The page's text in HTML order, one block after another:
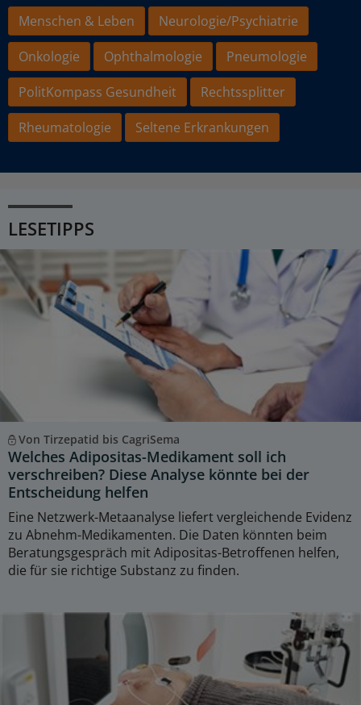
Menschen & Leben
Neurologie/Psychiatrie
Onkologie
Ophthalmologie
Pneumologie
PolitKompass Gesundheit
Rechtssplitter
Rheumatologie
Seltene Erkrankungen
LESETIPPS
Von Tirzepatid bis CagriSema
Welches Adipositas-Medikament soll ich
verschreiben? Diese Analyse könnte bei der
Entscheidung helfen
Eine Netzwerk-Metaanalyse liefert vergleichende Evidenz
zu Abnehm-Medikamenten. Die Daten könnten beim
Beratungsgespräch mit Adipositas-Betroffenen helfen,
die für sie richtige Substanz zu finden.